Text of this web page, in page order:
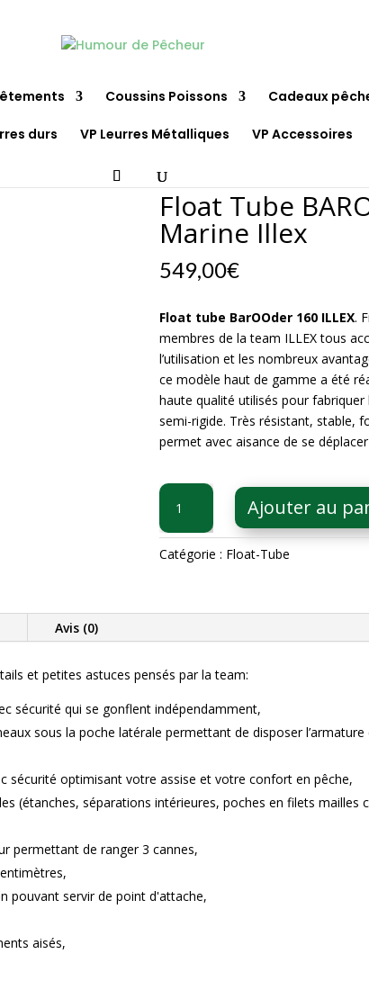
Coussins Poissons Cadeaux
durs VP Leurres Métalliques VP Accessoires
Float Tube
Marine Illex
549,00€
Float tube BarOOder 160 ILLEX.
membres de la team ILLEX tous
l’utilisation et les nombreux
ce modèle haut de gamme a été
haute qualité utilisés pour
semi-rigide. Très résistant, stable,
permet avec aisance de se
quantité
Float
Tube
Bleu
Marine
Ajouter au
Catégorie : Float-Tube
Avis (0)
et petites astuces pensés par la team:
sécurité qui se gonflent indépendamment,
sous la poche latérale permettant de disposer
sécurité optimisant votre assise et votre confort en pêche,
(étanches, séparations intérieures, poches en filets mailles
permettant de ranger 3 cannes,
pouvant servir de point d'attache,
aisés,